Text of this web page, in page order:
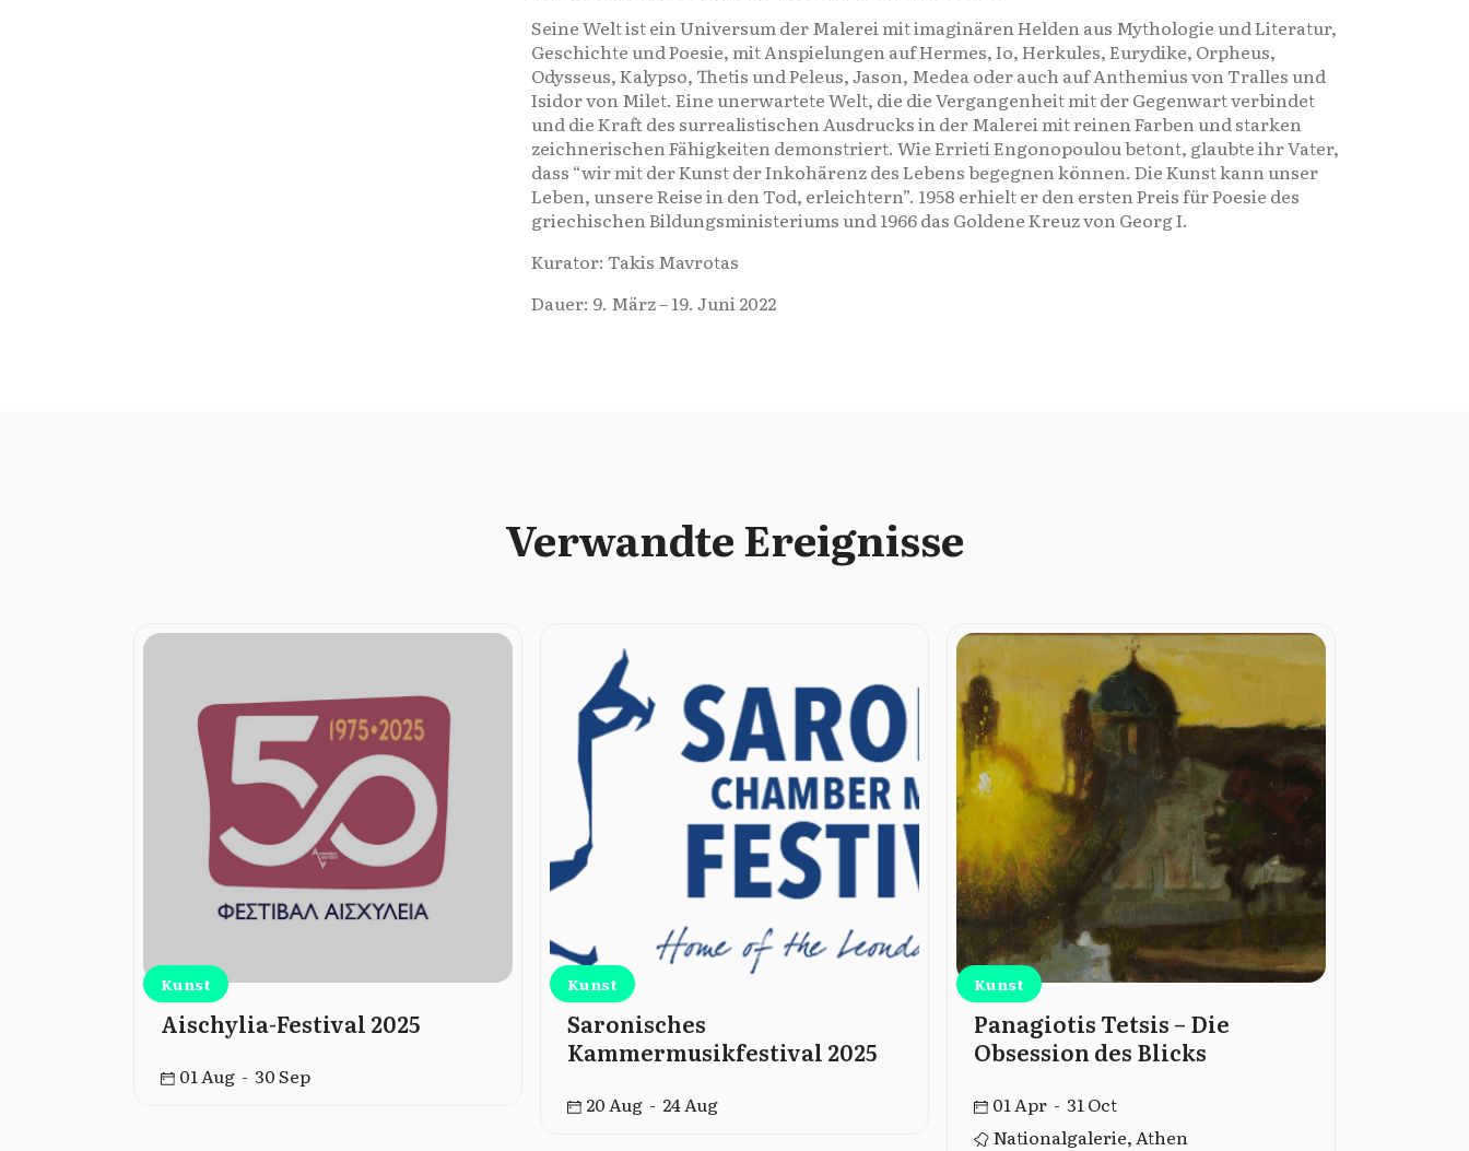
Seine Welt ist ein Universum der Malerei mit imaginären Helden aus Mythologie und Literatur,
Geschichte und Poesie, mit Anspielungen auf Hermes, Io, Herkules, Eurydike, Orpheus,
Odysseus, Kalypso, Thetis und Peleus, Jason, Medea oder auch auf Anthemius von Tralles und
Isidor von Milet. Eine unerwartete Welt, die die Vergangenheit mit der Gegenwart verbindet
und die Kraft des surrealistischen Ausdrucks in der Malerei mit reinen Farben und starken
zeichnerischen Fähigkeiten demonstriert. Wie Errieti Engonopoulou betont, glaubte ihr Vater,
dass “wir mit der Kunst der Inkohärenz des Lebens begegnen können. Die Kunst kann unser
Leben, unsere Reise in den Tod, erleichtern”. 1958 erhielt er den ersten Preis für Poesie des
griechischen Bildungsministeriums und 1966 das Goldene Kreuz von Georg I.
Kurator: Takis Mavrotas
Dauer: 9. März – 19. Juni 2022
Verwandte Ereignisse
Kunst
Aischylia-Festival 2025
01 Aug - 30 Sep
Kunst
Saronisches
Kammermusikfestival 2025
20 Aug - 24 Aug
Kunst
Panagiotis Tetsis – Die
Obsession des Blicks
01 Apr - 31 Oct
Nationalgalerie, Athen